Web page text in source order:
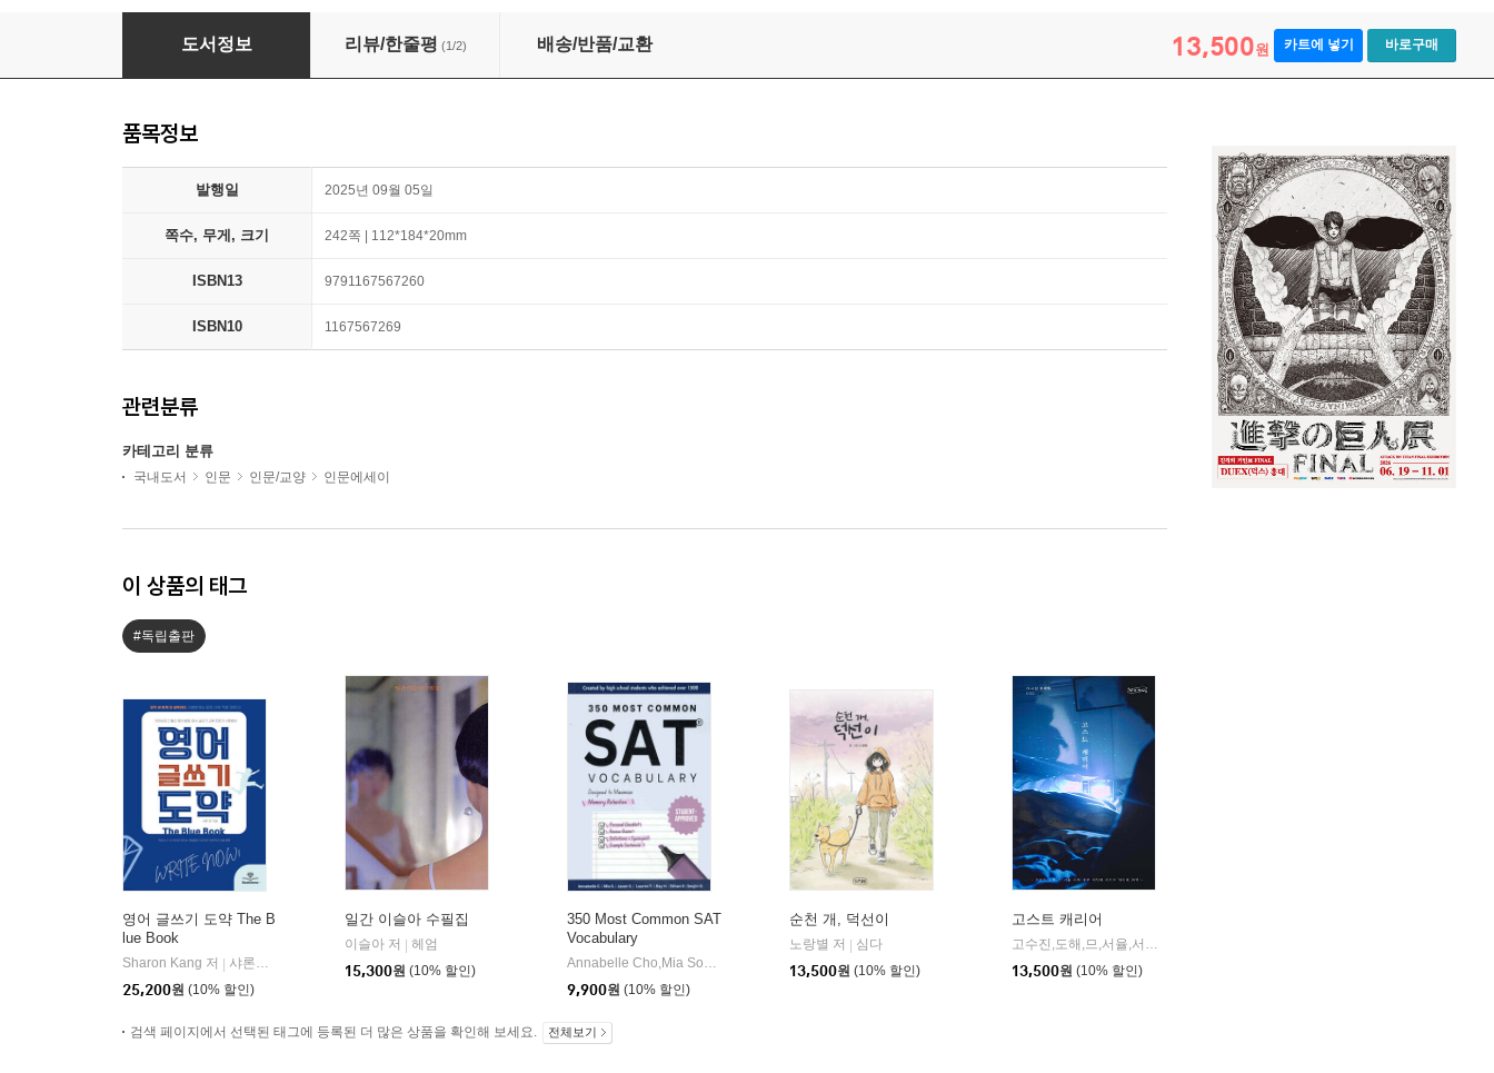
1분, 당신에게 닿기를
도서정보 리뷰/한줄평 (1/2) 배송/반품/교환 13,500원 카트에 넣기 바로구매
품목정보
발행일 2025년 09월 05일
쪽수, 무게, 크기 242쪽 | 112*184*20mm
ISBN13 9791167567260
ISBN10 1167567269
관련분류
카테고리 분류
국내도서 인문 인문/교양 인문에세이
이 상품의 태그
#독립출판
영어 글쓰기 도약 The B
lue Book
Sharon Kang 저
샤론샤인북스
25,200원 (10% 할인)
일간 이슬아 수필집
이슬아 저
헤엄
15,300원 (10% 할인)
350 Most Common SAT
Vocabulary
Annabelle Cho,Mia Song,Jason Song,Ray HanLauren,YoonEthan,KimSeojin Oh 저
샤론샤인북스
9,900원 (10% 할인)
순천 개, 덕선이
노랑별 저
심다
13,500원 (10% 할인)
고스트 캐리어
고수진,도해,므,서율,서하,우주,이인해,이지구,한이제,희치 저
13,500원 (10% 할인)
검색 페이지에서 선택된 태그에 등록된 더 많은 상품을 확인해 보세요. 전체보기